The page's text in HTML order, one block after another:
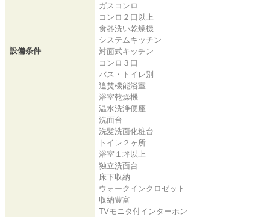
設備条件
ガスコンロ
コンロ２口以上
食器洗い乾燥機
システムキッチン
対面式キッチン
コンロ３口
バス・トイレ別
追焚機能浴室
浴室乾燥機
温水洗浄便座
洗面台
洗髪洗面化粧台
トイレ２ヶ所
浴室１坪以上
独立洗面台
床下収納
ウォークインクロゼット
収納豊富
TVモニタ付インターホン